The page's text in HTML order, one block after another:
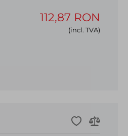
112,87 RON
(incl. TVA)